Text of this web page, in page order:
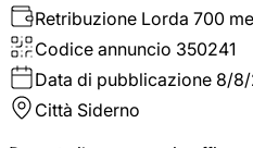
Retribuzione Lorda 700
Codice annuncio 350241
Data di pubblicazione 8/
Città Siderno